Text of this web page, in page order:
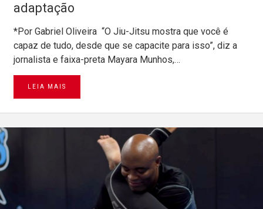
adaptação
*Por Gabriel Oliveira “O Jiu-Jitsu mostra que você é
capaz de tudo, desde que se capacite para isso”, diz a
jornalista e faixa-preta Mayara Munhos,…
LEIA MAIS